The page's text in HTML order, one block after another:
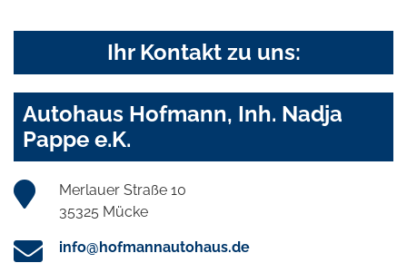
Ihr Kontakt zu uns:
Autohaus Hofmann, Inh. Nadja
Pappe e.K.
Merlauer Straße 10
35325 Mücke
info@hofmannautohaus.de